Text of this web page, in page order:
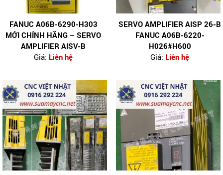
FANUC A06B-6290-H303
MỚI CHÍNH HÃNG – SERVO
AMPLIFIER ΑISV-B
Giá: Liên hệ
SERVO AMPLIFIER ΑISP 26-B
FANUC A06B-6220-
H026#H600
Giá: Liên hệ